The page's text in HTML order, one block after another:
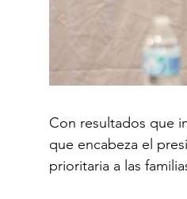
Con resultados que
que encabeza el
prioritaria a las